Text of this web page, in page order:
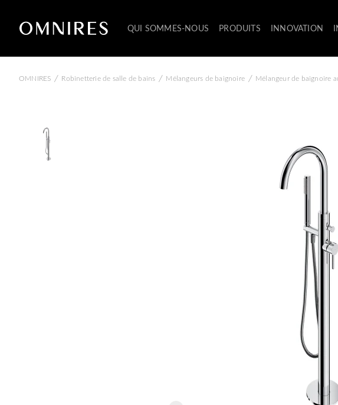
QUI SOMMES-NOUS PRODUITS INNOVATION
OMNIRES / Robinetterie de salle de bains / Mélangeurs de baignoire / Mélangeur de baignoire